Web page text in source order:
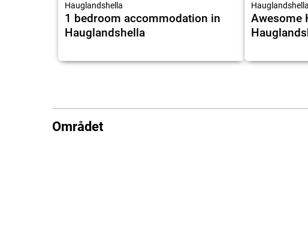
Hauglandshella
1 bedroom accommodation in
Hauglandshella
Hauglandshella
Awesome
Området